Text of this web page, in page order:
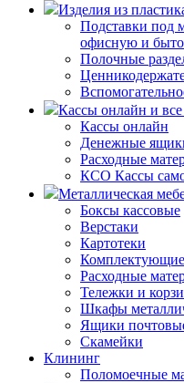
Изделия из
Подставки под
офисную и
Полочные
Кассы онлайн и все
Кассы онлайн
Денежные
Расходные
КСО Кассы
Металлическая
Боксы кассовые
Верстаки
Картотеки
Комплектующие
Расходные
Тележки и
Шкафы
Ящики
Скамейки
Клининг
Поломоечные